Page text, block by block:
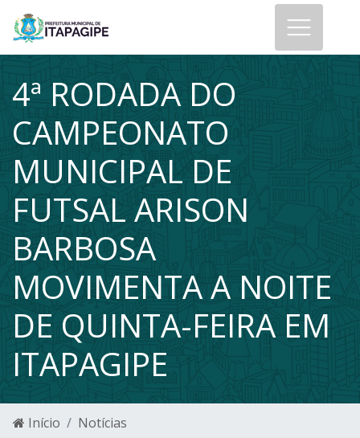
4ª RODADA DO
CAMPEONATO
MUNICIPAL DE
FUTSAL ARISON
BARBOSA
MOVIMENTA A NOITE
DE QUINTA-FEIRA EM
ITAPAGIPE
Início Notícias